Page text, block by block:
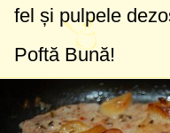
fel și pulpele
Poftă Bună!